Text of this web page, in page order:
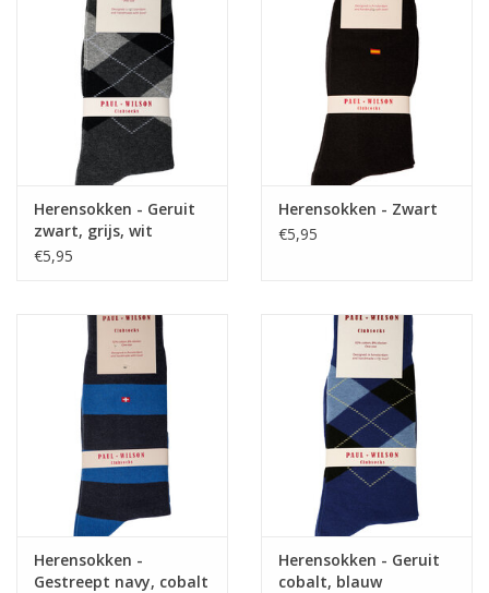
Herensokken - Geruit
zwart, grijs, wit
€5,95
Herensokken - Zwart
€5,95
Herensokken -
Gestreept navy, cobalt
Herensokken - Geruit
cobalt, blauw